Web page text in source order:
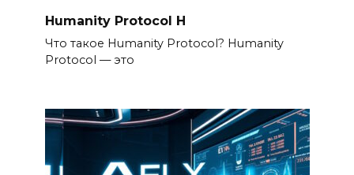
Humanity Protocol H
Что такое Humanity Protocol? Humanity
Protocol — это